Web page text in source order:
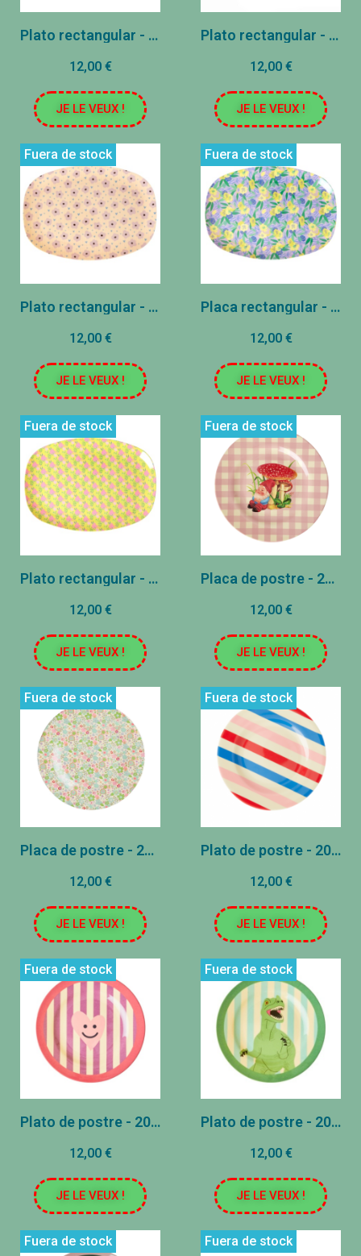
Plato rectangular - Flores
12,00 €
JE LE VEUX !
Plato rectangular - Zig Zag
12,00 €
JE LE VEUX !
Fuera de stock
Plato rectangular - Rosa claro
12,00 €
JE LE VEUX !
Fuera de stock
Placa rectangular - Violet - Flores
12,00 €
JE LE VEUX !
Fuera de stock
Plato rectangular - Amarillo - Flores
12,00 €
JE LE VEUX !
Fuera de stock
Placa de postre - 20 cm - Terapia de amor Gnome Imprimir
12,00 €
JE LE VEUX !
Fuera de stock
Placa de postre - 20 cm - Pastel de otoño floral
12,00 €
JE LE VEUX !
Fuera de stock
Plato de postre - 20 cm - Rayas
12,00 €
JE LE VEUX !
Fuera de stock
Plato de postre - 20 cm - Corazón
12,00 €
JE LE VEUX !
Fuera de stock
Plato de postre - 20 cm - Dinosaurio
12,00 €
JE LE VEUX !
Fuera de stock Fuera de stock